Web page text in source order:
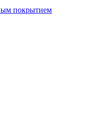
покрытием